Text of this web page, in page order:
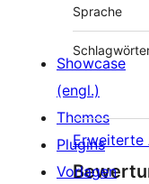
Sprache
Erweiterte
Showcase
(engl.)
Themes
Plugins
Vorlagen